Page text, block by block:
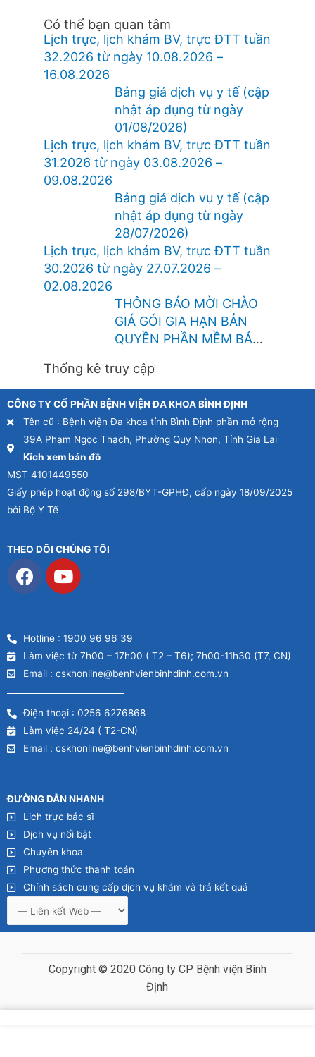
Có thể bạn quan tâm
Lịch trực, lịch khám BV, trực ĐTT tuần
32.2026 từ ngày 10.08.2026 –
16.08.2026
Bảng giá dịch vụ y tế (cập
nhật áp dụng từ ngày
01/08/2026)
Lịch trực, lịch khám BV, trực ĐTT tuần
31.2026 từ ngày 03.08.2026 –
09.08.2026
Bảng giá dịch vụ y tế (cập
nhật áp dụng từ ngày
28/07/2026)
Lịch trực, lịch khám BV, trực ĐTT tuần
30.2026 từ ngày 27.07.2026 –
02.08.2026
THÔNG BÁO MỜI CHÀO
GIÁ GÓI GIA HẠN BẢN
QUYỀN PHẦN MỀM BẢO
BỊ TƯỜNG LỬA
FOTINEST FORTIGATE –
400F
Thống kê truy cập
CÔNG TY CỔ PHẦN BỆNH VIỆN ĐA KHOA BÌNH ĐỊNH
Tên cũ : Bệnh viện Đa khoa tỉnh Bình Định phần mở rộng
39A Phạm Ngọc Thạch, Phường Quy Nhơn, Tỉnh Gia Lai
Kích xem bản đồ
MST 4101449550
Giấy phép hoạt động số 298/BYT-GPHĐ, cấp ngày 18/09/2025
bởi Bộ Y Tế
THEO DÕI CHÚNG TÔI
Hotline : 1900 96 96 39
Làm việc từ 7h00 – 17h00 ( T2 – T6); 7h00-11h30 (T7, CN)
Email : cskhonline@benhvienbinhdinh.com.vn
Điện thoại : 0256 6276868
Làm việc 24/24 ( T2-CN)
Email : cskhonline@benhvienbinhdinh.com.vn
ĐƯỜNG DẪN NHANH
Lịch trực bác sĩ
Dịch vụ nổi bật
Chuyên khoa
Phương thức thanh toán
Chính sách cung cấp dịch vụ khám và trả kết quả
Copyright © 2020 Công ty CP Bệnh viện Bình
Định